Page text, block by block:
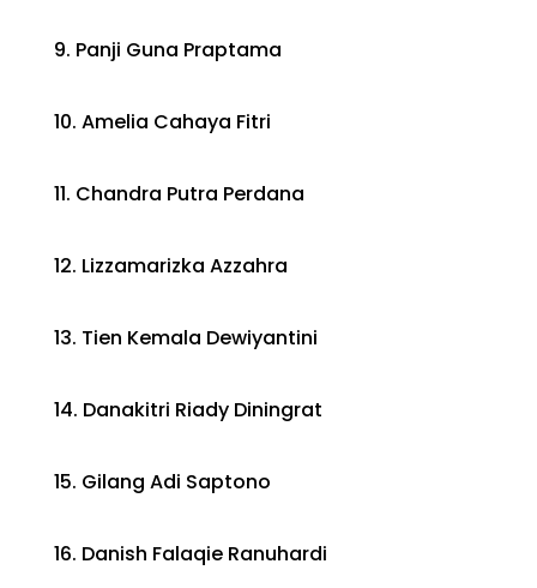
9. Panji Guna Praptama
10. Amelia Cahaya Fitri
11. Chandra Putra Perdana
12. Lizzamarizka Azzahra
13. Tien Kemala Dewiyantini
14. Danakitri Riady Diningrat
15. Gilang Adi Saptono
16. Danish Falaqie Ranuhardi